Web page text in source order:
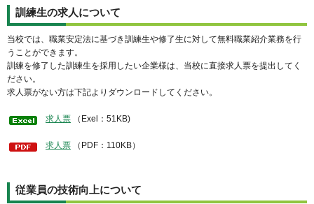
訓練生の求人について
当校では、職業安定法に基づき訓練生や修了生に対して無料職業紹介業務を行
うことができます。
訓練を修了した訓練生を採用したい企業様は、当校に直接求人票を提出してく
ださい。
求人票がない方は下記よりダウンロードしてください。
求人票 （Exel：51KB)
求人票 （PDF：110KB）
従業員の技術向上について